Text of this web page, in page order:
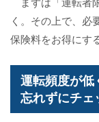
く。その上で、必
保険料をお得にす
運転頻度が低
忘れずにチェ